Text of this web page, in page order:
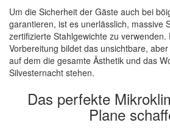
Um die Sicherheit der Gäste auch bei
garantieren, ist es unerlässlich, massive
zertifizierte Stahlgewichte zu verwenden.
Vorbereitung bildet das unsichtbare,
auf dem die gesamte Ästhetik und das
Silvesternacht stehen.
Das perfekte
Plane